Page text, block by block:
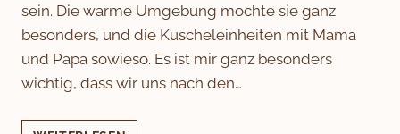
sein. Die warme Umgebung mochte sie ganz
besonders, und die Kuscheleinheiten mit Mama
und Papa sowieso. Es ist mir ganz besonders
wichtig, dass wir uns nach den…